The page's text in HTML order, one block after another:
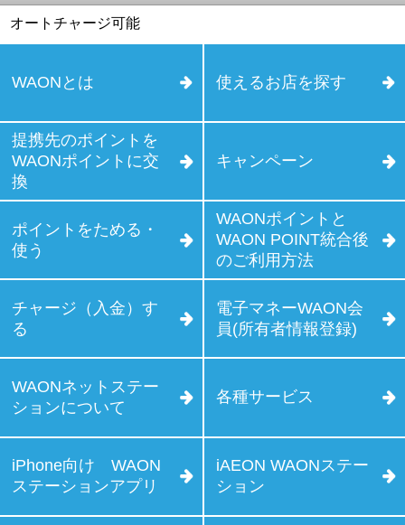
オートチャージ可能